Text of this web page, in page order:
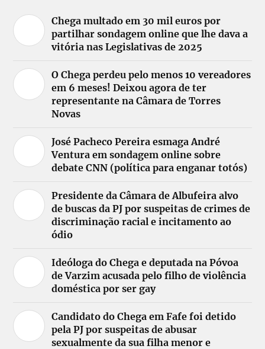
Chega multado em 30 mil euros por
partilhar sondagem online que lhe dava a
vitória nas Legislativas de 2025
O Chega perdeu pelo menos 10 vereadores
em 6 meses! Deixou agora de ter
representante na Câmara de Torres
Novas
José Pacheco Pereira esmaga André
Ventura em sondagem online sobre
debate CNN (política para enganar totós)
Presidente da Câmara de Albufeira alvo
de buscas da PJ por suspeitas de crimes de
discriminação racial e incitamento ao
ódio
Ideóloga do Chega e deputada na Póvoa
de Varzim acusada pelo filho de violência
doméstica por ser gay
Candidato do Chega em Fafe foi detido
pela PJ por suspeitas de abusar
sexualmente da sua filha menor e